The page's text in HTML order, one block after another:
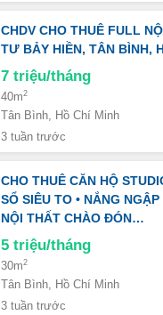
CHDV CHO THUÊ FULL
TƯ BẢY HIỀN, TÂN BÌNH,
7 triệu/tháng
40m2
Tân Bình, Hồ Chí Minh
3 tuần trước
CHO THUÊ CĂN HỘ
SỔ SIÊU TO • NẮNG
NỘI THẤT CHÀO ĐÓN…
5 triệu/tháng
30m2
Tân Bình, Hồ Chí Minh
3 tuần trước